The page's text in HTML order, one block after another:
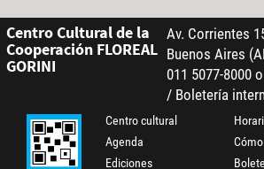
Centro Cultural de la
Cooperación FLOREAL
GORINI
Av. Corrientes
Buenos Aires
011 5077-8000
/ Boletería
Centro cultural
Agenda
Ediciones